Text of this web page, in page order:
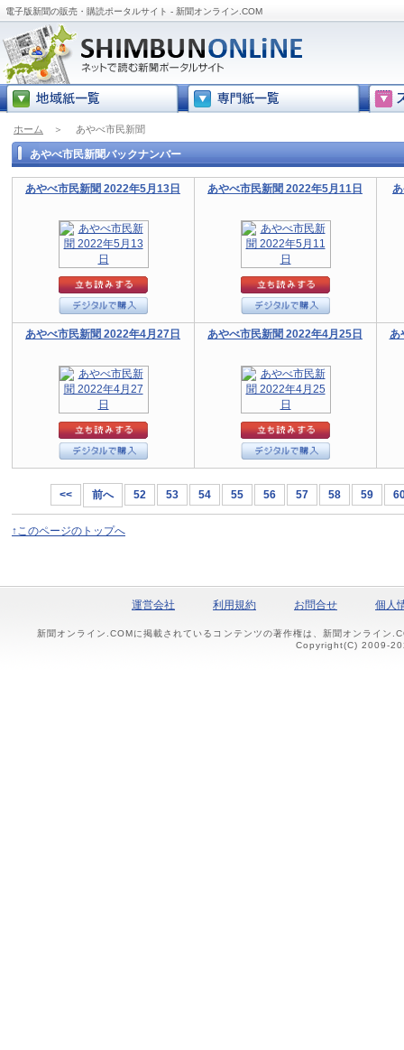
電子版新聞の販売・購読ポータルサイト - 新聞オンライン.COM
ホーム ＞ あやべ市民新聞
あやべ市民新聞バックナンバー
あやべ市民新聞 2022年5月13日 あやべ市民新聞 2022年5月11日
あやべ市民新聞 2022年4月27日 あやべ市民新聞 2022年4月25日 あ
<< 前へ 52 53 54 55 56 57 58 59
↑このページのトップへ
運営会社 利用規約 お問合せ 個人
新聞オンライン.COMに掲載されているコンテンツの著作権は、新聞オンライン
Copyright(C) 2009-